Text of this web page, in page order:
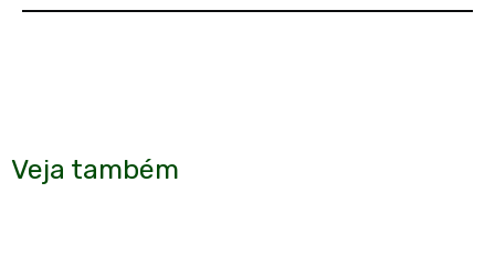
Veja também